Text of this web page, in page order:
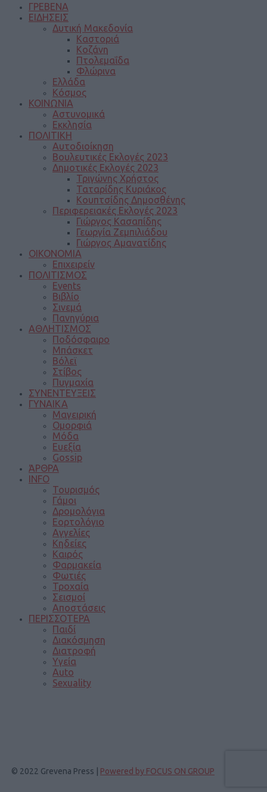
ΓΡΕΒΕΝΑ
ΕΙΔΗΣΕΙΣ
Δυτική Μακεδονία
Καστοριά
Κοζάνη
Πτολεμαΐδα
Φλώρινα
Ελλάδα
Κόσμος
ΚΟΙΝΩΝΙΑ
Αστυνομικά
Εκκλησία
ΠΟΛΙΤΙΚΗ
Αυτοδιοίκηση
Βουλευτικές Εκλογές 2023
Δημοτικές Εκλογές 2023
Τριγώνης Χρήστος
Ταταρίδης Κυριάκος
Κουπτσίδης Δημοσθένης
Περιφερειακές Εκλογές 2023
Γιώργος Κασαπίδης
Γεωργία Ζεμπιλιάδου
Γιώργος Αμανατίδης
ΟΙΚΟΝΟΜΙΑ
Επιχειρείν
ΠΟΛΙΤΙΣΜΟΣ
Events
Βιβλίο
Σινεμά
Πανηγύρια
ΑΘΛΗΤΙΣΜΟΣ
Ποδόσφαιρο
Μπάσκετ
Βόλεϊ
Στίβος
Πυγμαχία
ΣΥΝΕΝΤΕΥΞΕΙΣ
ΓΥΝΑΙΚΑ
Μαγειρική
Ομορφιά
Μόδα
Ευεξία
Gossip
ΆΡΘΡΑ
INFO
Τουρισμός
Γάμοι
Δρομολόγια
Εορτολόγιο
Αγγελίες
Κηδείες
Καιρός
Φαρμακεία
Φωτιές
Τροχαία
Σεισμοί
Αποστάσεις
ΠΕΡΙΣΣΟΤΕΡΑ
Παιδί
Διακόσμηση
Διατροφή
Υγεία
Auto
Sexuality
© 2022 Grevena Press | Powered by FOCUS ON GROUP